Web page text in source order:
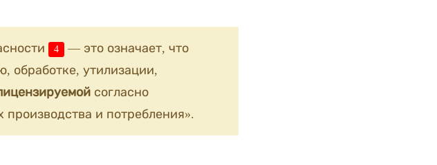
4
— это означает, что
обработке, утилизации,
согласно
и потребления».